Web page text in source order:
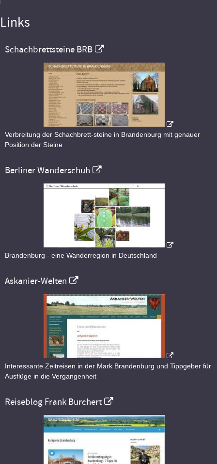
Links
Schachbrettsteine BRB
Verbreitung der Schachbrett-steine in Brandenburg mit genauer
Position der Steine
Berliner Wanderschuh
Brandenburg - eine Wanderregion in Deutschland
Askanier-Welten
Interessante Zeitreisen in der Mark Brandenburg und Tippgeber für
Ausflüge in die Vergangenheit
Reiseblog Frank Burchert